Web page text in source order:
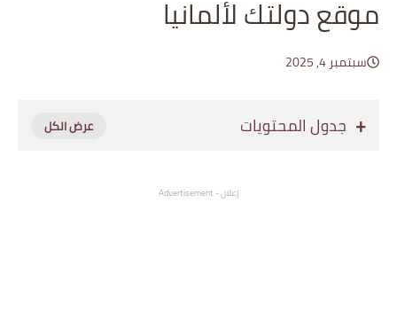
موقع دولتك لألمانيا
سبتمبر 4, 2025
جدول المحتويات
إعلان - Advertisement